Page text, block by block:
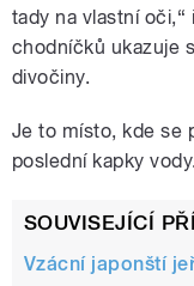
tady na vlastní
chodníčků ukazuje
divočiny.
Je to místo, kde se
poslední kapky vody.
SOUVISEJÍCÍ
Vzácní japonští